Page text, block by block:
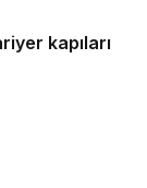
kapıları